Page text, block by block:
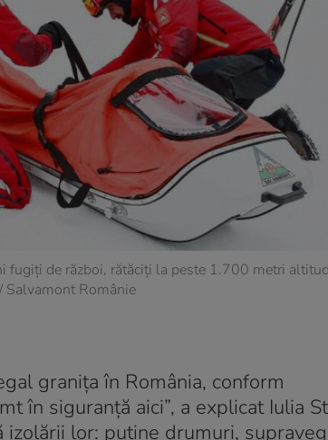
de război, rătăciți la peste 1.700 metri
Salvamont Românie
granița în România, conform
în siguranță aici”, a explicat Iulia
lor: puține drumuri,